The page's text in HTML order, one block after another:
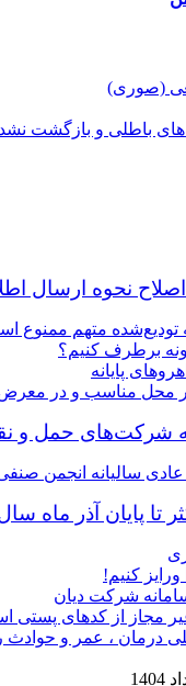
(صوری)
و بازگشت نشده از
ارسال اطلاعات
شرکت‌های حمل و
پایان آذر ‌ماه سال